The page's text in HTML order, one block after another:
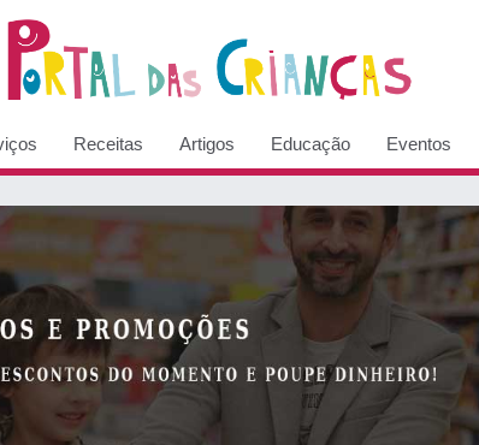
Receitas Artigos Educação Eventos